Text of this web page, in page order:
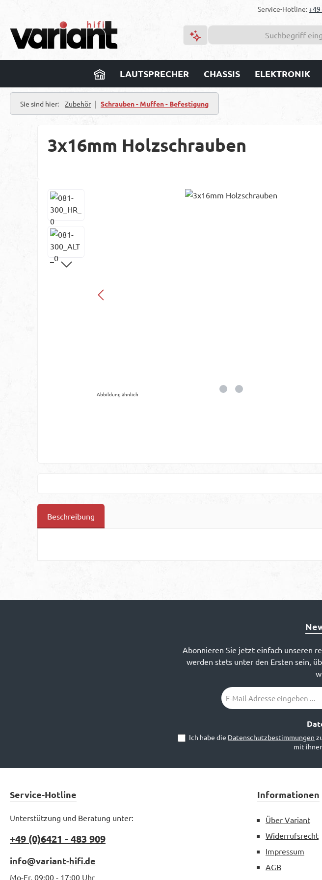
Service-Hotline:+49
LAUTSPRECHER CHASSIS ELEKTRONIK
Sie sind hier: Zubehör | Schrauben - Muffen - Befestigung
3x16mm Holzschrauben
Bildergalerie überspringen
Abbildung ähnlich
Beschreibung
Abonnieren Sie jetzt einfach unseren
werden stets unter den Ersten sein,
E-
Mail-
Ich habe die Datenschutzbestimmungen
mit
Service-Hotline
Unterstützung und Beratung unter:
+49 (0)6421 - 483 909
info@variant-hifi.de
Mo-Fr, 09:00 - 17:00 Uhr
Informationen
Über Variant
Widerrufsrecht
Impressum
AGB